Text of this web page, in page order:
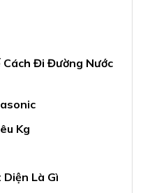
Đi Đường Nước
Kg
Là Gì